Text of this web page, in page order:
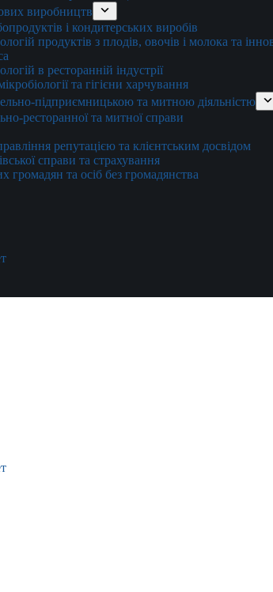
виробництв
і кондитерських виробів
продуктів з плодів, овочів і молока та
в ресторанній індустрії
та гігієни харчування
підприємницькою та митною діяльністю
ресторанної та митної справи
репутацією та клієнтським досвідом
справи та страхування
громадян та осіб без громадянства